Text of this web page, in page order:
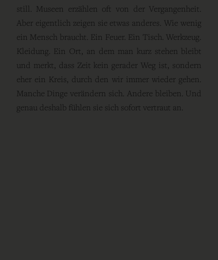
still. Museen erzählen oft von der Vergangenheit.
Aber eigentlich zeigen sie etwas anderes. Wie wenig
ein Mensch braucht. Ein Feuer. Ein Tisch. Werkzeug.
Kleidung. Ein Ort, an dem man kurz stehen bleibt
und merkt, dass Zeit kein gerader Weg ist, sondern
eher ein Kreis, durch den wir immer wieder gehen.
Manche Dinge verändern sich. Andere bleiben. Und
genau deshalb fühlen sie sich sofort vertraut an.